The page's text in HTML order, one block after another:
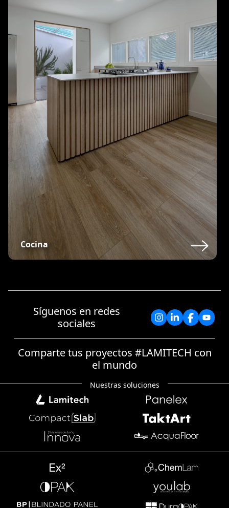
Cocina
Síguenos en redes
sociales
Comparte tus proyectos #LAMITECH con
el mundo
Nuestras soluciones